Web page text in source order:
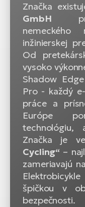
Značka
GmbH
nemeckého
inžinierskej
Od
vysoko
Shadow
Pro - každý
práce a
Európe
technológiu,
Značka je
Cycling“ –
zameriavajú
špičkou v
bezpečnosti.